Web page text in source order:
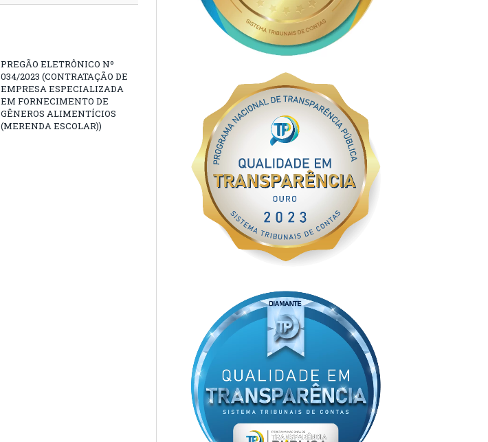
PREGÃO ELETRÔNICO Nº
034/2023 (CONTRATAÇÃO DE
EMPRESA ESPECIALIZADA
EM FORNECIMENTO DE
GÊNEROS ALIMENTÍCIOS
(MERENDA ESCOLAR))